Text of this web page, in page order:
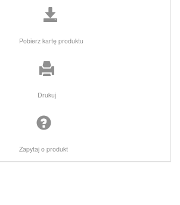
Pobierz kartę produktu
Drukuj
Zapytaj o produkt